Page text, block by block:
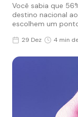
Você sabia que
destino nacional
escolhem um
29 Dez 4 min